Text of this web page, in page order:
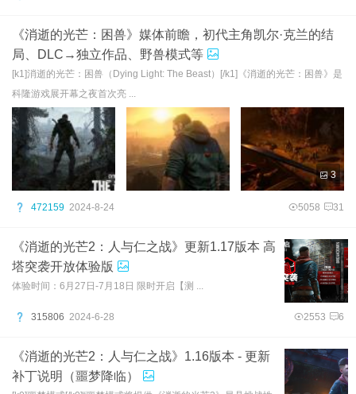
《消逝的光芒：困兽》媒体前瞻，初代主角凯尔·克兰的结
局、DLC→独立作品、野兽模式等
[k1]消逝的光芒：困兽（Dying Light: The Beast）[/k1]《消逝的光芒：困兽》是
科隆游戏展开幕之夜首次亮 ...
3
472159 2024-8-24 5058 31
《消逝的光芒2：人与仁之战》更新1.17版本 高
塔突袭开放体验版
体验时间：6月27日-7月18日 限时开启【测 ...
315806 2024-6-28 2553 6
《消逝的光芒2：人与仁之战》1.16版本 - 更新
补丁说明（噩梦降临）